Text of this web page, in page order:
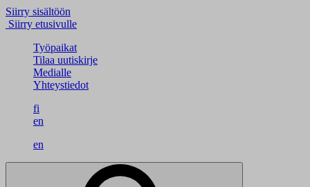
Siirry sisältöön
Siirry etusivulle
Työpaikat
Tilaa uutiskirje
Medialle
Yhteystiedot
fi
en
en